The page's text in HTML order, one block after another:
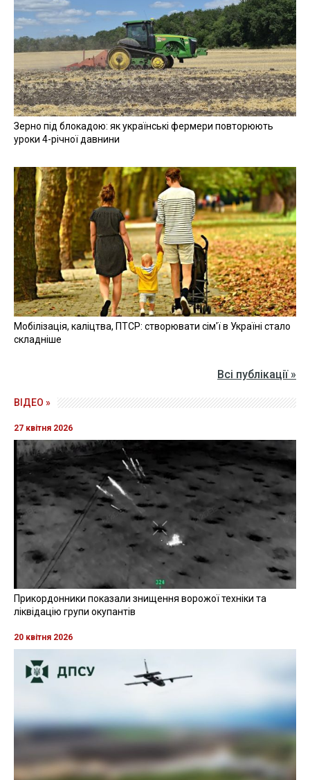
Зерно під блокадою: як українські фермери повторюють
уроки 4-річної давнини
Мобілізація, каліцтва, ПТСР: створювати сім'ї в Україні стало
складніше
Всі публікації »
ВІДЕО »
27 квітня 2026
Прикордонники показали знищення ворожої техніки та
ліквідацію групи окупантів
20 квітня 2026